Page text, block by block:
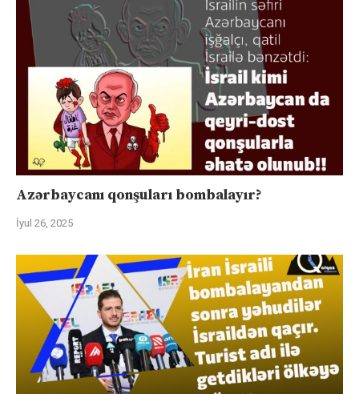
Azərbaycanı qonşuları bombalayır?
İyul 26, 2025